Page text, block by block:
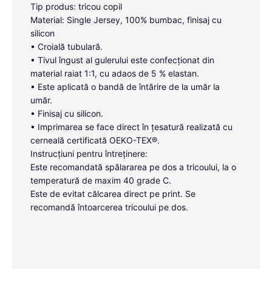
Tip produs: tricou copil
Material: Single Jersey, 100% bumbac, finisaj cu
silicon
• Croială tubulară.
• Tivul îngust al gulerului este confecționat din
material raiat 1:1, cu adaos de 5 % elastan.
• Este aplicată o bandă de întărire de la umăr la
umăr.
• Finisaj cu silicon.
• Imprimarea se face direct în țesatură realizată cu
cerneală certificată OEKO-TEX®.
Instrucțiuni pentru întreținere:
Este recomandată spălararea pe dos a tricoului, la o
temperatură de maxim 40 grade C.
Este de evitat călcarea direct pe print. Se
recomandă întoarcerea tricoului pe dos.